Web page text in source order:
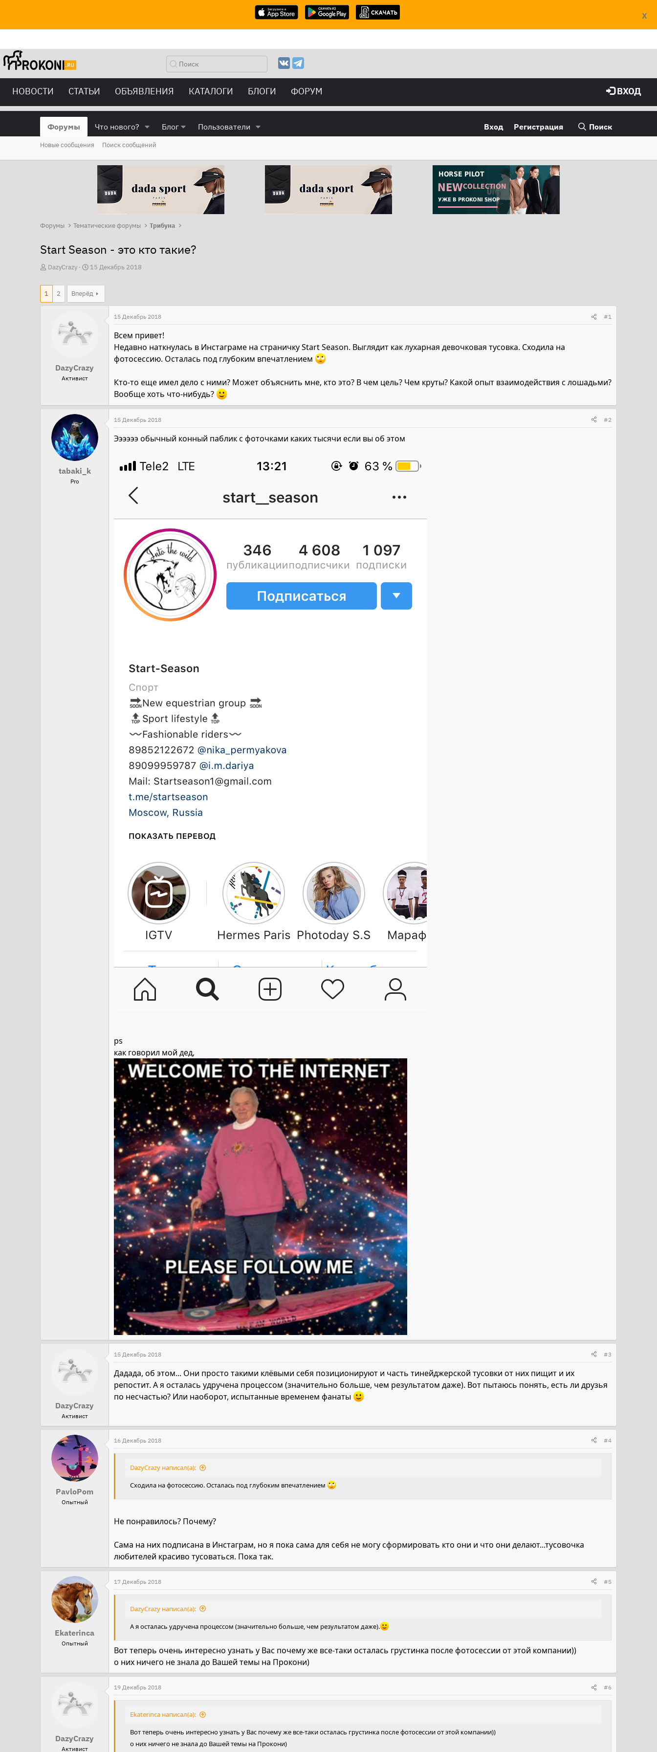
X
НОВОСТИ СТАТЬИ ОБЪЯВЛЕНИЯ КАТАЛОГИ БЛОГИ ФОРУМ ВХОД
Форумы Что нового? Блог Пользователи Вход Регистрация Поиск
Новые сообщения Поиск сообщений
Форумы Тематические форумы Трибуна
Start Season - это кто такие?
А
о
DazyCrazy
Д
а
ч
а
15 Декабрь 2018
1 2 Вперёд
DazyCrazy
Активист
15 Декабрь 2018 #1
Всем привет!
Недавно наткнулась в Инстаграме на страничку Start Season. Выглядит как лухарная девочковая тусовка. Сходила на
фотосессию. Осталась под глубоким впечатлением
Кто-то еще имел дело с ними? Может объяснить мне, кто это? В чем цель? Чем круты? Какой опыт взаимодействия с лошадьми?
Вообще хоть что-нибудь?
tabaki_k
Pro
15 Декабрь 2018 #2
Ээээээ обычный конный паблик с фоточками каких тысячи если вы об этом
ps
как говорил мой дед,
DazyCrazy
Активист
15 Декабрь 2018 #3
Дадада, об этом... Они просто такими клёвыми себя позиционируют и часть тинейджерской тусовки от них пищит и их
репостит. А я осталась удручена процессом (значительно больше, чем результатом даже). Вот пытаюсь понять, есть ли друзья
по несчастью? Или наоборот, испытанные временем фанаты
PavloPom
Опытный
16 Декабрь 2018 #4
DazyCrazy написал(а):
Сходила на фотосессию. Осталась под глубоким впечатлением
Не понравилось? Почему?
Сама на них подписана в Инстаграм, но я пока сама для себя не могу сформировать кто они и что они делают...тусовочка
любителей красиво тусоваться. Пока так.
Ekaterinca
Опытный
17 Декабрь 2018 #5
DazyCrazy написал(а):
А я осталась удручена процессом (значительно больше, чем результатом даже).
Вот теперь очень интересно узнать у Вас почему же все-таки осталась грустинка после фотосессии от этой компании))
о них ничего не знала до Вашей темы на Прокони)
DazyCrazy
Активист
19 Декабрь 2018 #6
Ekaterinca написал(а):
Вот теперь очень интересно узнать у Вас почему же все-таки осталась грустинка после фотосессии от этой компании))
о них ничего не знала до Вашей темы на Прокони)